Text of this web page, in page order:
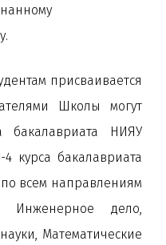
присваивается
Школы могут
бакалавриата НИЯУ
курса бакалавриата
всем направлениям
Инженерное дело,
Математические